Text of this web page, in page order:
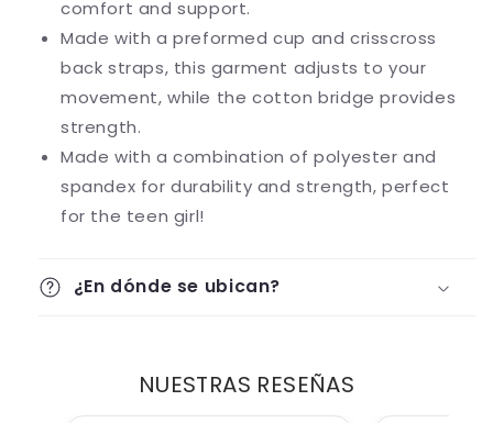
comfort and support.
Made with a preformed cup and crisscross
back straps, this garment adjusts to your
movement, while the cotton bridge provides
strength.
Made with a combination of polyester and
spandex for durability and strength, perfect
for the teen girl!
¿En dónde se ubican?
NUESTRAS RESEÑAS